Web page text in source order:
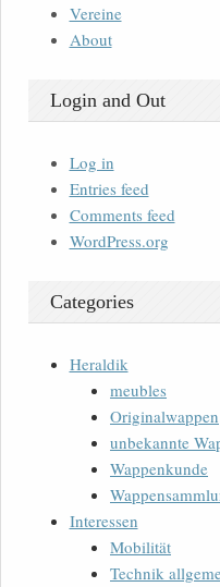
Vereine
About
Login and Out
Log in
Entries feed
Comments feed
WordPress.org
Categories
Heraldik
meubles
Originalwappen
unbekannte
Wappenkunde
Interessen
Mobilität
Technik